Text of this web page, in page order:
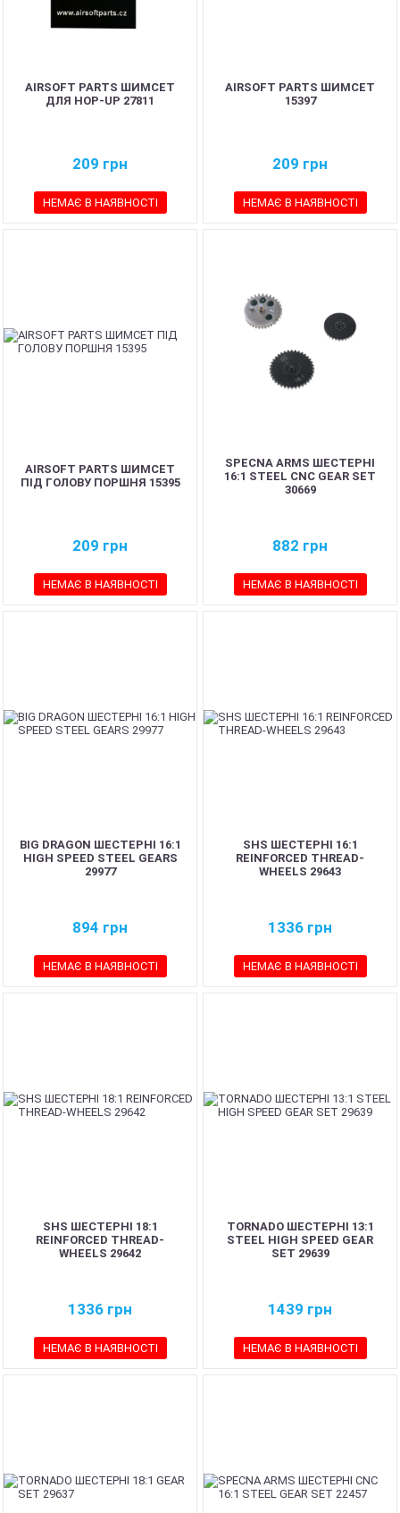
AIRSOFT PARTS ШИМСЕТ
ДЛЯ HOP-UP 27811
209 грн
НЕМАЄ В НАЯВНОСТІ
AIRSOFT PARTS ШИМСЕТ
15397
209 грн
НЕМАЄ В НАЯВНОСТІ
AIRSOFT PARTS ШИМСЕТ
ПІД ГОЛОВУ ПОРШНЯ 15395
209 грн
НЕМАЄ В НАЯВНОСТІ
SPECNA ARMS ШЕСТЕРНІ
16:1 STEEL CNC GEAR SET
30669
882 грн
НЕМАЄ В НАЯВНОСТІ
BIG DRAGON ШЕСТЕРНІ 16:1
HIGH SPEED STEEL GEARS
29977
894 грн
НЕМАЄ В НАЯВНОСТІ
SHS ШЕСТЕРНІ 16:1
REINFORCED THREAD-
WHEELS 29643
1336 грн
НЕМАЄ В НАЯВНОСТІ
SHS ШЕСТЕРНІ 18:1
REINFORCED THREAD-
WHEELS 29642
1336 грн
НЕМАЄ В НАЯВНОСТІ
TORNADO ШЕСТЕРНІ 13:1
STEEL HIGH SPEED GEAR
SET 29639
1439 грн
НЕМАЄ В НАЯВНОСТІ